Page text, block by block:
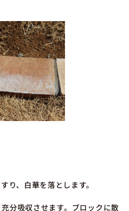
り、白華を落とします。
分吸収させます。ブロックに散